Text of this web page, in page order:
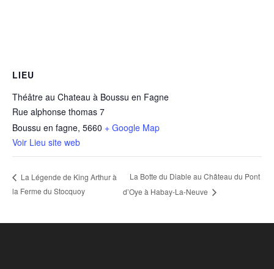
LIEU
Théâtre au Chateau à Boussu en Fagne
Rue alphonse thomas 7
Boussu en fagne, 5660 + Google Map
Voir Lieu site web
La Légende de King Arthur à
la Ferme du Stocquoy
La Botte du Diable au Château du Pont
d’Oye à Habay-La-Neuve